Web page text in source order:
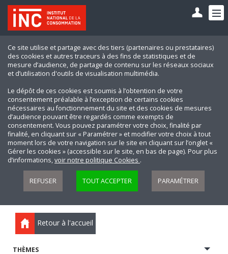
Ce site utilise et partage avec des tiers (partenaires ou prestataires)
des cookies et autres traceurs à des fins de statistiques et de
mesure d’audience, de partage de contenu sur les réseaux sociaux
et d’utilisation d'outils de visualisation multimédia.
Le dépôt de ces cookies est soumis à l’obtention de votre
consentement préalable à l’exception de certains cookies
nécessaires au fonctionnement du site et des cookies de mesures
d’audience pouvant être regardés comme exempts de
consentement. Vous pouvez paramétrer votre choix, finalité par
finalité, en cliquant sur « Paramétrer » et modifier votre choix à tout
moment lors de votre navigation sur le site en cliquant sur l’onglet «
Gérer les cookies » (accessible sur le site, en bas de page). Pour plus
d’informations,voir notre politique Cookies .
REFUSER TOUT ACCEPTER PARAMÉTRER
Retour à l'accueil
THÈMES